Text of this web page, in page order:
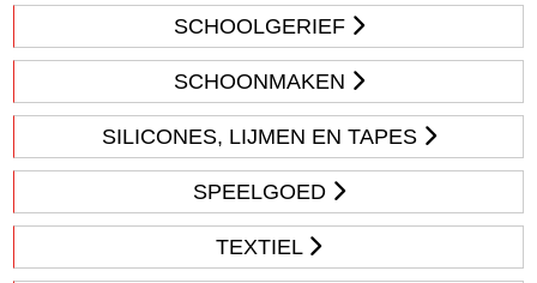
SCHOOLGERIEF
SCHOONMAKEN
SILICONES, LIJMEN EN TAPES
SPEELGOED
TEXTIEL